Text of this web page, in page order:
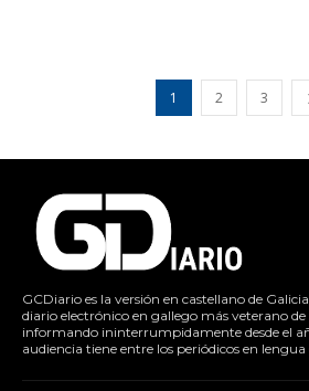
1 2 3
GCDiario es la versión en castellano de
diario electrónico en gallego más veterano
informando ininterrumpidamente desde el
audiencia tiene entre los periódicos en lengua